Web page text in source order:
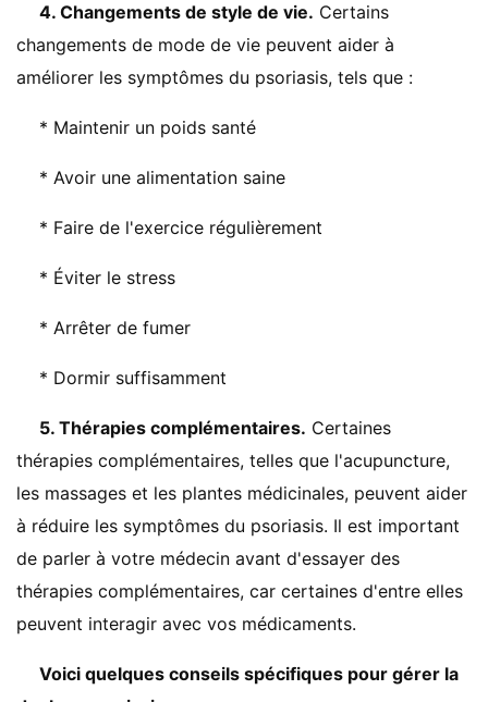
4. Changements de style de vie. Certains
changements de mode de vie peuvent aider à
améliorer les symptômes du psoriasis, tels que :
* Maintenir un poids santé
* Avoir une alimentation saine
* Faire de l'exercice régulièrement
* Éviter le stress
* Arrêter de fumer
* Dormir suffisamment
5. Thérapies complémentaires. Certaines
thérapies complémentaires, telles que l'acupuncture,
les massages et les plantes médicinales, peuvent aider
à réduire les symptômes du psoriasis. Il est important
de parler à votre médecin avant d'essayer des
thérapies complémentaires, car certaines d'entre elles
peuvent interagir avec vos médicaments.
Voici quelques conseils spécifiques pour gérer la